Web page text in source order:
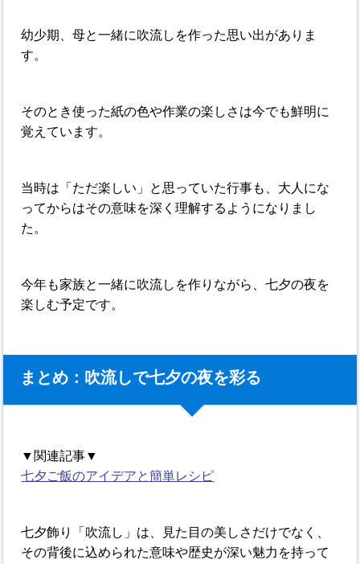
幼少期、母と一緒に吹流しを作った思い出がありま
す。
そのとき使った紙の色や作業の楽しさは今でも鮮明に
覚えています。
当時は「ただ楽しい」と思っていた行事も、大人にな
ってからはその意味を深く理解するようになりまし
た。
今年も家族と一緒に吹流しを作りながら、七夕の夜を
楽しむ予定です。
まとめ：吹流しで七夕の夜を彩る
▼関連記事▼
七夕ご飯のアイデアと簡単レシピ
七夕飾り「吹流し」は、見た目の美しさだけでなく、
その背後に込められた意味や歴史が深い魅力を持って